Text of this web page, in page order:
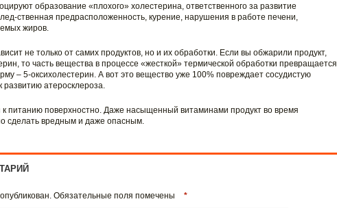
образование «плохого» холестерина, ответственного за развитие
ственная предрасположенность, курение, нарушения в работе печени,
жиров.
не только от самих продуктов, но и их обработки. Если вы обжарили продукт,
то часть вещества в процессе «жесткой» термической обработки превращается
– 5-оксихолестерин. А вот это вещество уже 100% повреждает сосудистую
развитию атеросклероза.
к питанию поверхностно. Даже насыщенный витаминами продукт во время
сделать вредным и даже опасным.
Обязательные поля помечены
*